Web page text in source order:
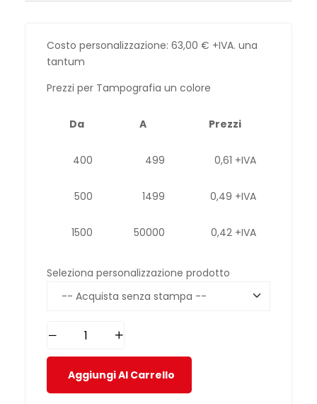
Costo personalizzazione: 63,00 € +IVA. una
tantum
Prezzi per Tampografia un colore
Da A Prezzi
400 499 0,61 +IVA
500 1499 0,49 +IVA
1500 50000 0,42 +IVA
Seleziona personalizzazione prodotto
Aggiungi Al Carrello